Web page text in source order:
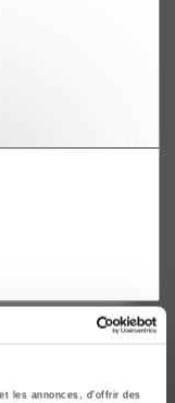
les annonces, d'offrir des